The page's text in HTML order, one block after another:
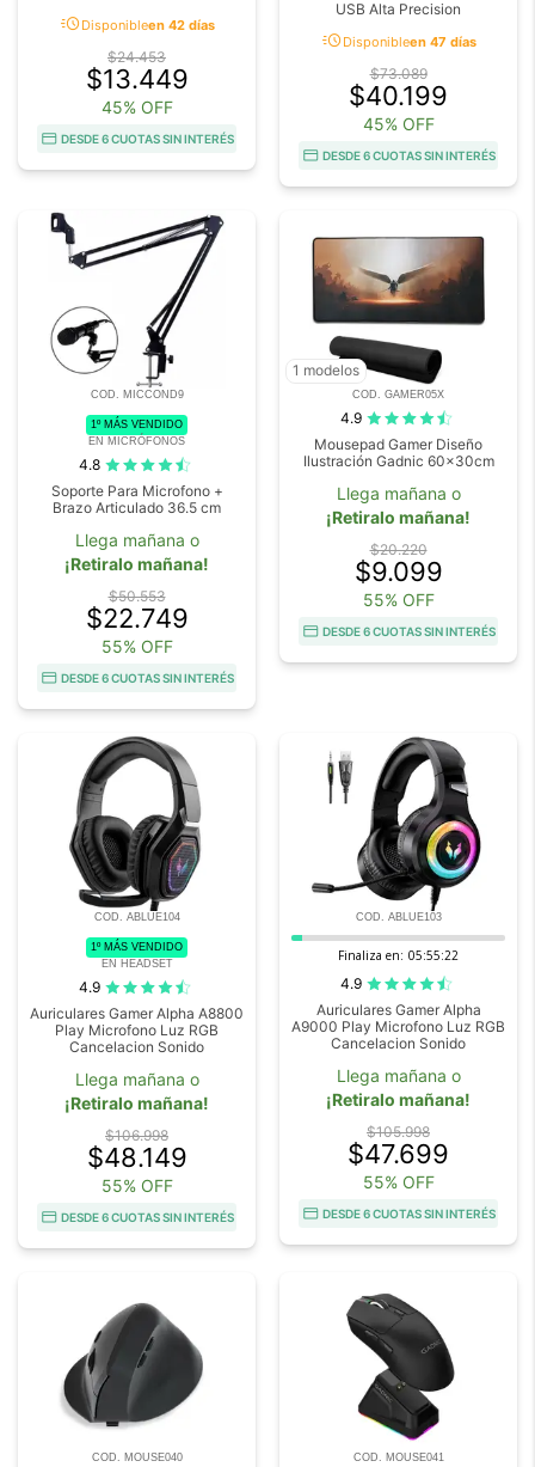
acuteDisponibleen 42 días
$24.453
$13.449
45% OFF
DESDE 6 CUOTAS SIN INTERÉS
USB Alta Precision
acuteDisponibleen 47 días
$73.089
$40.199
45% OFF
DESDE 6 CUOTAS SIN INTERÉS
COD. MICCOND9
1º MÁS VENDIDO
EN MICRÓFONOS
4.8
Soporte Para Microfono +
Brazo Articulado 36.5 cm
Llega mañana o
¡Retiralo mañana!
$50.553
$22.749
55% OFF
DESDE 6 CUOTAS SIN INTERÉS
1 modelos
COD. GAMER05X
4.9
Mousepad Gamer Diseño
Ilustración Gadnic 60x30cm
Llega mañana o
¡Retiralo mañana!
$20.220
$9.099
55% OFF
DESDE 6 CUOTAS SIN INTERÉS
COD. ABLUE104
1º MÁS VENDIDO
EN HEADSET
4.9
Auriculares Gamer Alpha A8800
Play Microfono Luz RGB
Cancelacion Sonido
Llega mañana o
¡Retiralo mañana!
$106.998
$48.149
55% OFF
DESDE 6 CUOTAS SIN INTERÉS
COD. ABLUE103
Finaliza en: 05:55:21
4.9
Auriculares Gamer Alpha
A9000 Play Microfono Luz RGB
Cancelacion Sonido
Llega mañana o
¡Retiralo mañana!
$105.998
$47.699
55% OFF
DESDE 6 CUOTAS SIN INTERÉS
COD. MOUSE040 COD. MOUSE041